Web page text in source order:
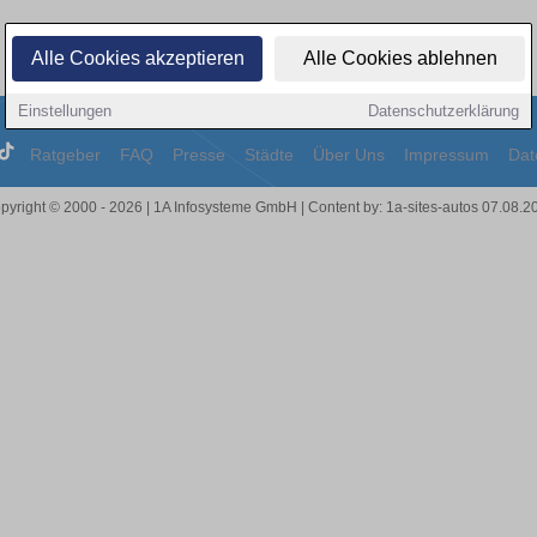
Alle Cookies akzeptieren Alle Cookies ablehnen
Einstellungen Datenschutzerklärung
Ratgeber FAQ Presse Städte Über Uns Impressum
© 2000 - 2026 | 1A Infosysteme GmbH | Content by: 1a-sites-autos